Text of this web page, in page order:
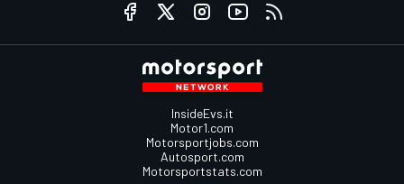
InsideEvs.it
Motor1.com
Motorsportjobs.com
Autosport.com
Motorsportstats.com